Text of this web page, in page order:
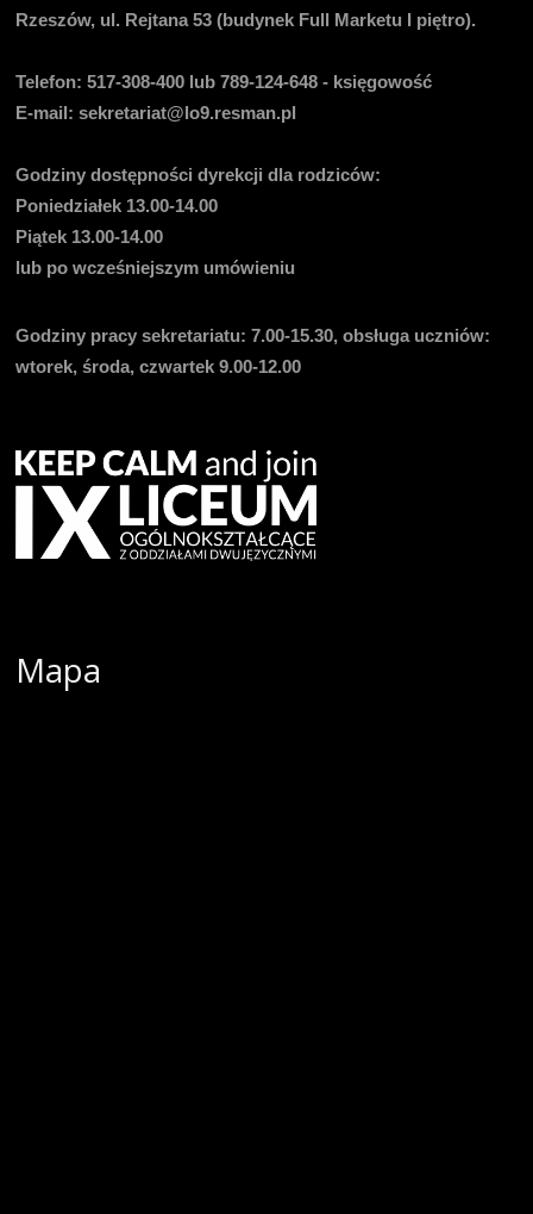
Rzeszów, ul. Rejtana 53 (budynek Full Marketu I piętro).
Telefon:517-308-400 lub 789-124-648 - księgowość
E-mail: sekretariat@lo9.resman.pl
Godziny dostępności dyrekcji dla rodziców:
Poniedziałek 13.00-14.00
Piątek 13.00-14.00
lub po wcześniejszym umówieniu
Godziny pracy sekretariatu: 7.00-15.30, obsługa uczniów:
wtorek, środa, czwartek 9.00-12.00
Mapa